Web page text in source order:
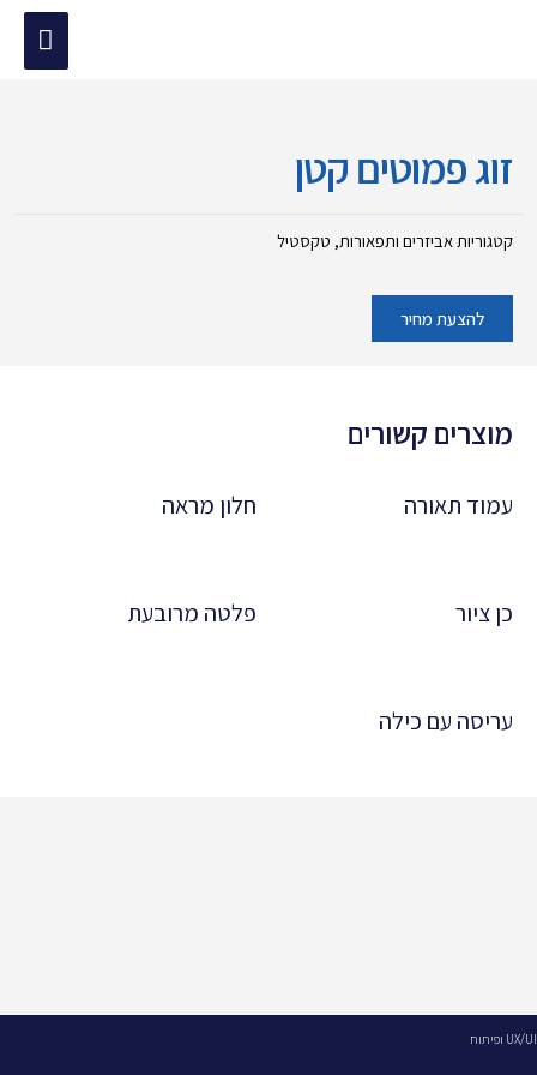
ראשי
זוג פמוטים קטן
קטגוריות אביזרים ותפאורות, טקסטיל
להצעת מחיר
מוצרים קשורים
עמוד תאורה חלון מראה
כן ציור פלטה מרובעת
עריסה עם כילה
UX/UI ופיתוח